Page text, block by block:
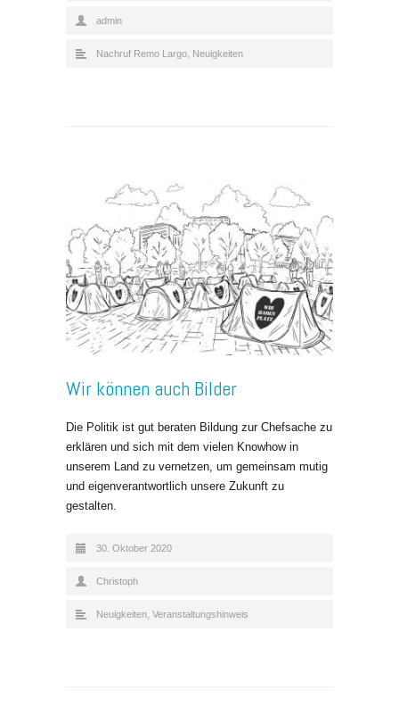
admin
Nachruf Remo Largo Neuigkeiten
Wir können auch Bilder
Die Politik ist gut beraten Bildung zur Chefsache zu
erklären und sich mit dem vielen Knowhow in
unserem Land zu vernetzen, um gemeinsam mutig
und eigenverantwortlich unsere Zukunft zu
gestalten.
30. Oktober 2020
Christoph
Neuigkeiten Veranstaltungshinweis